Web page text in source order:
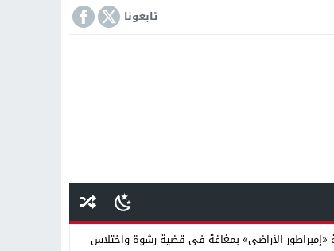
تابعونا
الأراضى» بمغاغة فى قضية رشوة واختلاس